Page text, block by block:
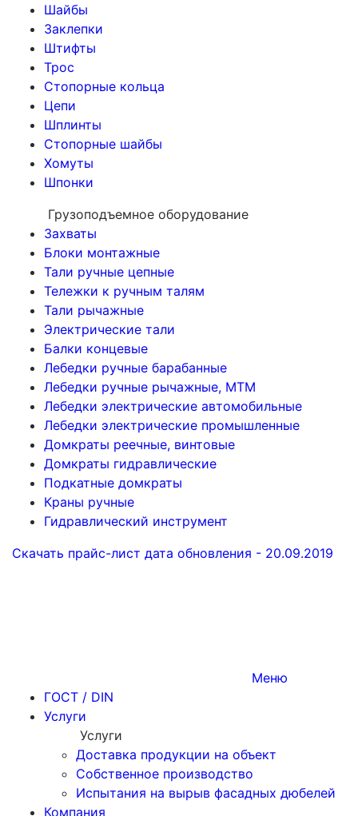
Шайбы
Заклепки
Штифты
Трос
Стопорные кольца
Цепи
Шплинты
Стопорные шайбы
Хомуты
Шпонки
Грузоподъемное оборудование
Захваты
Блоки монтажные
Тали ручные цепные
Тележки к ручным талям
Тали рычажные
Электрические тали
Балки концевые
Лебедки ручные барабанные
Лебедки ручные рычажные, МТМ
Лебедки электрические автомобильные
Лебедки электрические промышленные
Домкраты реечные, винтовые
Домкраты гидравлические
Подкатные домкраты
Краны ручные
Гидравлический инструмент
Скачать прайс-лист дата обновления - 20.09.2019
Меню
ГОСТ / DIN
Услуги
Услуги
Доставка продукции на объект
Собственное производство
Испытания на вырыв фасадных дюбелей
Компания